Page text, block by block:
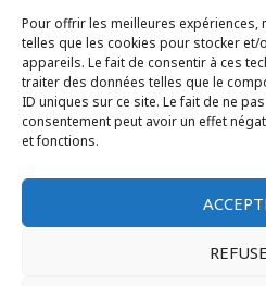
Pour offrir les meilleures
telles que les cookies pour stocker
appareils. Le fait de consentir à ces
traiter des données telles que le
ID uniques sur ce site. Le fait de ne
consentement peut avoir un effet
et fonctions.
Toujours consulter le
freeride ou ski de rando
Ne jamais négliger
l’encadrement
Voir tous les bulletins